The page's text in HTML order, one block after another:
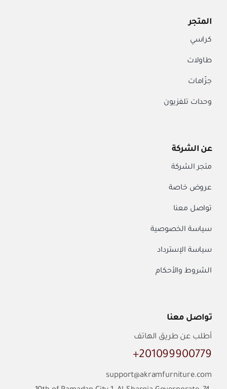
المتجر
كراسي
طاولات
جزّامات
وحدات تلفزيون
عن الشركة
متجر الشركة
عروض خاصة
تواصل معنا
سياسة الخصوصية
سياسة الإسترداد
الشروط والأحكام
تواصل معنا
أطلب عن طريق الهاتف
201099900779+
support@akramfurniture.com